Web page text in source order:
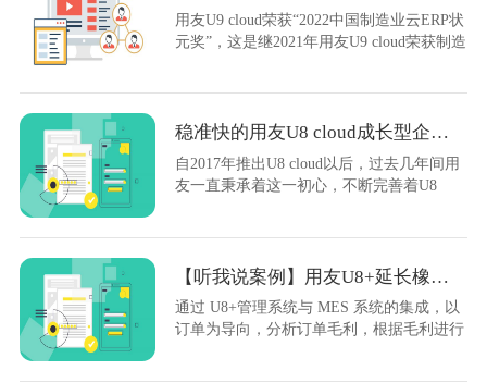
用友U9 cloud荣获“2022中国制造业云ERP状
元奖”，这是继2021年用友U9 cloud荣获制造
稳准快的用友U8 cloud成长型企业集团管控
自2017年推出U8 cloud以后，过去几年间用
友一直秉承着这一初心，不断完善着U8
【听我说案例】用友U8+延长橡胶的数智化探索之路
通过 U8+管理系统与 MES 系统的集成，以
订单为导向，分析订单毛利，根据毛利进行